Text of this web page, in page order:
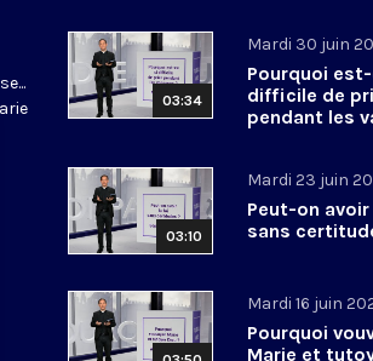
03:34
Mardi 30 juin
Pourquoi
difficile de
pendant les
03:10
Mardi 23 juin
Peut-on
sans
Mardi 16 juin
Pourquoi
Marie et